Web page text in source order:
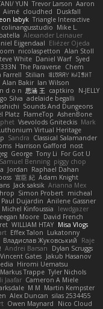
YUN Trevor Larson Aaron
Aimé cloudhed
Duskfall
labyk Triangle Interactive
colinangusstudio Mike L.
Alexander Leinauer
Eijgendaal Eliézer Ojeda
nicolaspetton Alan Stoll
White Daniel Warf Syed
The Paraverse Chem
Farrell Stilian ꌃ꒒ꀎꋪꋪꌩ ꀘꈤꀤꁅꃅ꓄
Alan Bakir Ian Wilson
n d o n 思涵 王 captkiro
N-JELLY
Silva adelaide begalli
Sounds And Dungeons
Platz FlameTop AshenBone
Vsevolods Gniteckis Mark
Virtual Heritage
Sandra Classical Salamander
Harrison Gafford nost
George Tony Li For Got U
Samuel Benning piggy chop
Jordan Raphael Dahan
宣臣 紀 Adam Knight
Jack saksik Arianna Mex
Simon Probert micheal
Paul Dujardin Anilene Gassner
Michel Kinfoussia
lewdgazer
Moore David French
WILLIAM HTAY Misa Vlogs
Effex Talon Lukatonny
Владислав Жуковський
Raje
Andrei Barsan
Dylan Scruggs
Vincent Gates Jakub Hasanov
Hiromi Uematsu
Markus Trappe Tyler Nichols
Jaafar Cameron A Miele
M M Martin Kempster
Alex Duncan silas 2534455
Owen Maynard
Nico Cloud